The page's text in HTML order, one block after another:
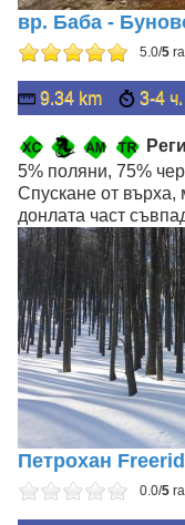
вр. Баба -
5.0/5
9.34 km 3-4 ч.
5% поляни, 75%
Спускане от върха,
донлата част
Петрохан
0.0/5